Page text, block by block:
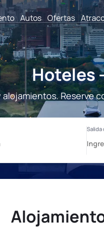
Autos Ofertas
Hoteles
alojamientos. Reserve